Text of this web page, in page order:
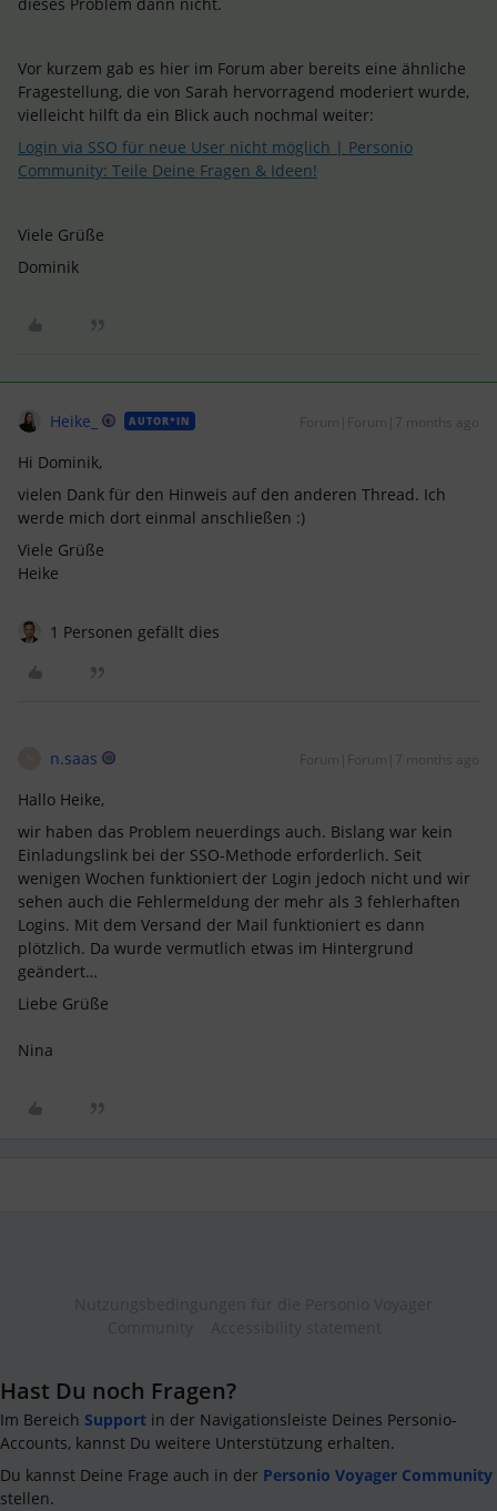
Vor kurzem gab es hier im Forum aber bereits eine ähnliche
Fragestellung, die von Sarah hervorragend moderiert wurde,
vielleicht hilft da ein Blick auch nochmal weiter:
Login via SSO für neue User nicht möglich | Personio
Community: Teile Deine Fragen & Ideen!
Viele Grüße
Dominik
Heike_ AUTOR*IN Forum|Forum|7 months ago
Hi Dominik,
vielen Dank für den Hinweis auf den anderen Thread. Ich
werde mich dort einmal anschließen :)
Viele Grüße
Heike
1 Personen gefällt dies
n.saas Forum|Forum|7 months ago
Hallo Heike,
wir haben das Problem neuerdings auch. Bislang war kein
Einladungslink bei der SSO-Methode erforderlich. Seit
wenigen Wochen funktioniert der Login jedoch nicht und wir
sehen auch die Fehlermeldung der mehr als 3 fehlerhaften
Logins. Mit dem Versand der Mail funktioniert es dann
plötzlich. Da wurde vermutlich etwas im Hintergrund
geändert…
Liebe Grüße
Nina
Hast Du noch Fragen?
Im Bereich Support in der Navigationsleiste Deines Personio-
Accounts, kannst Du weitere Unterstützung erhalten.
Du kannst Deine Frage auch in der Personio Voyager Community
stellen.